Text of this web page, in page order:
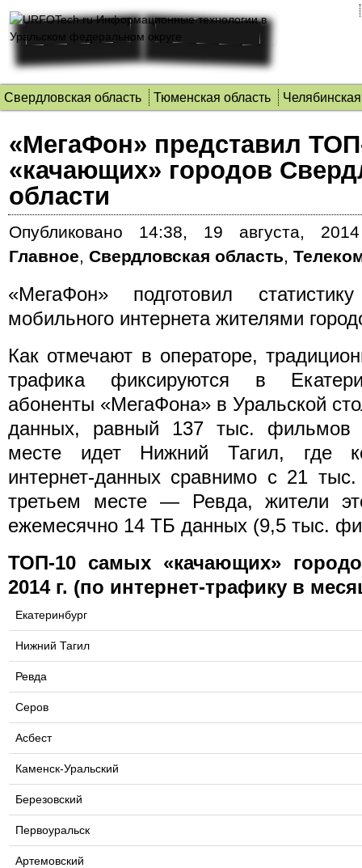
Свердловская область Тюменская область
«МегаФон» представил
«качающих» городов
области
Опубликовано
14:38, 19 августа,
Главное, Свердловская область,
«МегаФон» подготовил
мобильного интернета жителями
Как отмечают в операторе,
трафика фиксируются в
абоненты «МегаФона» в Уральской
данных, равный 137 тыс.
месте идет Нижний Тагил, где
интернет-данных сравнимо с 21
третьем месте — Ревда, жители
ежемесячно 14 ТБ данных (9,5 тыс.
ТОП-10 самых «качающих»
2014 г. (по интернет-трафику в
Екатеринбург
Нижний Тагил
Ревда
Серов
Асбест
Каменск-Уральский
Березовский
Первоуральск
Артемовский